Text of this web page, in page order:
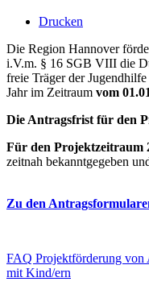
Drucken
Die Region Hannover
i.V.m. § 16 SGB VIII die
freie Träger der
Jahr im Zeitraum vom
Die Antragsfrist für den
Für den Projektzeitraum
zeitnah bekanntgegeben
Zu den
FAQ Projektförderung von
mit Kind/ern